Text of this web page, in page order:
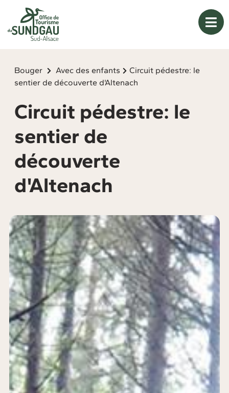
Bouger Avec des enfants
Circuit pédestre: le
sentier de découverte d'Altenach
Circuit pédestre: le
sentier de
découverte
d'Altenach
Panneau de gestion des cookies